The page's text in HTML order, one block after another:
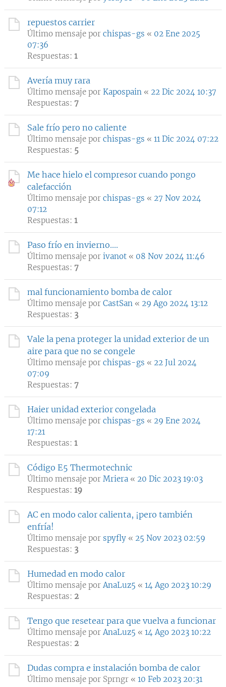
repuestos carrier
Último mensaje por chispas-gs « 02 Ene 2025
07:36
Respuestas: 1
Avería muy rara
Último mensaje por Kapospain « 22 Dic 2024 10:37
Respuestas: 7
Sale frío pero no caliente
Último mensaje por chispas-gs « 11 Dic 2024 07:22
Respuestas: 5
Me hace hielo el compresor cuando pongo
calefacción
Último mensaje por chispas-gs « 27 Nov 2024
07:12
Respuestas: 1
Paso frío en invierno....
Último mensaje por ivanot « 08 Nov 2024 11:46
Respuestas: 7
mal funcionamiento bomba de calor
Último mensaje por CastSan « 29 Ago 2024 13:12
Respuestas: 3
Vale la pena proteger la unidad exterior de un
aire para que no se congele
Último mensaje por chispas-gs « 22 Jul 2024
07:09
Respuestas: 7
Haier unidad exterior congelada
Último mensaje por chispas-gs « 29 Ene 2024
17:21
Respuestas: 1
Código E5 Thermotechnic
Último mensaje por Mriera « 20 Dic 2023 19:03
Respuestas: 19
AC en modo calor calienta, ¡pero también
enfría!
Último mensaje por spyfly « 25 Nov 2023 02:59
Respuestas: 3
Humedad en modo calor
Último mensaje porAnaLuz5 « 14 Ago 2023 10:29
Respuestas: 2
Tengo que resetear para que vuelva a funcionar
Último mensaje porAnaLuz5 « 14 Ago 2023 10:22
Respuestas: 2
Dudas compra e instalación bomba de calor
Último mensaje por Sprngr « 10 Feb 2023 20:31